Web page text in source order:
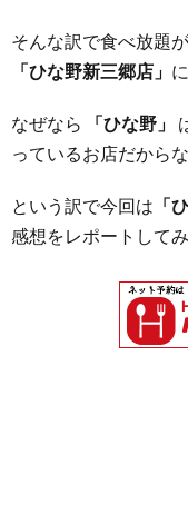
そんな訳で食べ放題
「ひな野新三郷店」
なぜなら 「ひな野」
っているお店だからな
という訳で今回は 「
感想をレポートしてみ